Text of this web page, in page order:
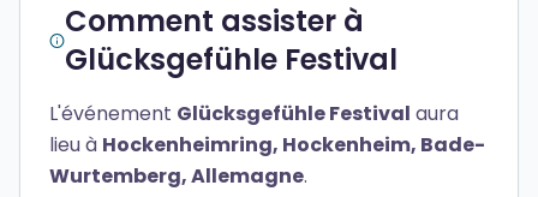
Comment assister à
Glücksgefühle Festival
L'événement Glücksgefühle Festival aura
lieu à Hockenheimring, Hockenheim, Bade-
Wurtemberg, Allemagne.